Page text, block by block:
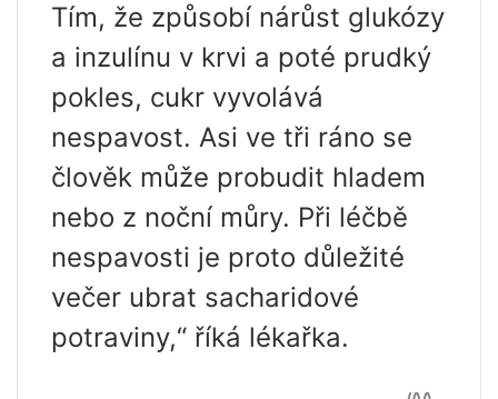
Tím, že způsobí nárůst glukózy
a inzulínu v krvi a poté prudký
pokles, cukr vyvolává
nespavost. Asi ve tři ráno se
člověk může probudit hladem
nebo z noční můry. Při léčbě
nespavosti je proto důležité
večer ubrat sacharidové
potraviny,“ říká lékařka.